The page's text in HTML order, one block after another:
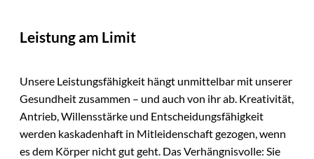
Leistung am Limit
Unsere Leistungsfähigkeit hängt unmittelbar mit unserer
Gesundheit zusammen – und auch von ihr ab. Kreativität,
Antrieb, Willensstärke und Entscheidungsfähigkeit
werden kaskadenhaft in Mitleidenschaft gezogen, wenn
es dem Körper nicht gut geht. Das Verhängnisvolle: Sie